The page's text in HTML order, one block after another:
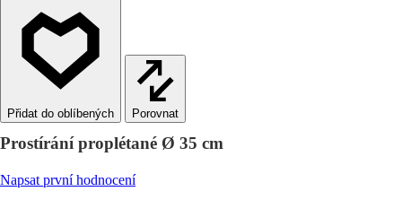
Porovnat
Prostírání proplétané Ø 35 cm
Napsat první hodnocení